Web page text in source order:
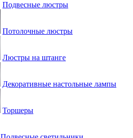
Подвесные люстры
Потолочные люстры
Люстры на штанге
Декоративные настольные лампы
Торшеры